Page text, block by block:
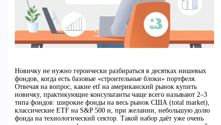
Новичку не нужно героически разбираться в десятках нишевых
фондов, когда есть базовые «строительные блоки» портфеля.
Отвечая на вопрос, какие etf на американский рынок купить
новичку, практикующие консультанты чаще всего называют 2–3
типа фондов: широкие фонды на весь рынок США (total market),
классические ETF на S&P 500 и, при желании, небольшую долю
фонда на технологический сектор. Такой набор даёт уже очень